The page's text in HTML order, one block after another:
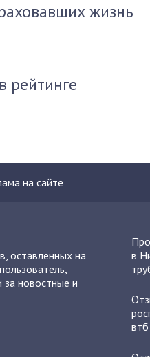
жизнь
рейтинге
на сайте
оставленных на
за новостные и
в
втб